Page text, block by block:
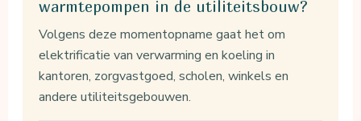
warmtepompen in de utiliteitsbouw?
Volgens deze momentopname gaat het om
elektrificatie van verwarming en koeling in
kantoren, zorgvastgoed, scholen, winkels en
andere utiliteitsgebouwen.